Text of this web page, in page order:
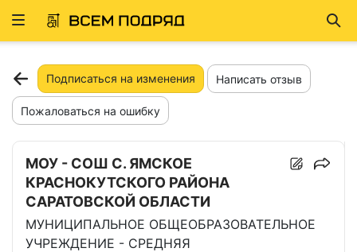
Развернуть
Подписаться на изменения Написать отзыв
Пожаловаться на ошибку
МОУ - СОШ С. ЯМСКОЕ
КРАСНОКУТСКОГО РАЙОНА
САРАТОВСКОЙ ОБЛАСТИ
МУНИЦИПАЛЬНОЕ ОБЩЕОБРАЗОВАТЕЛЬНОЕ
УЧРЕЖДЕНИЕ - СРЕДНЯЯ